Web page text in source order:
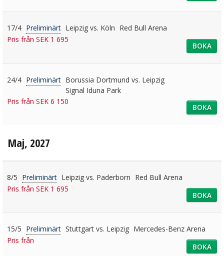
17/4 Preliminärt Leipzig vs. Köln Red Bull Arena
Pris från SEK 1 695
BOKA
24/4 Preliminärt Borussia Dortmund vs. Leipzig
Signal Iduna Park
Pris från SEK 6 150
BOKA
Maj, 2027
8/5 Preliminärt Leipzig vs. Paderborn Red Bull Arena
Pris från SEK 1 695
BOKA
15/5 Preliminärt Stuttgart vs. Leipzig Mercedes-Benz Arena
Pris från
BOKA